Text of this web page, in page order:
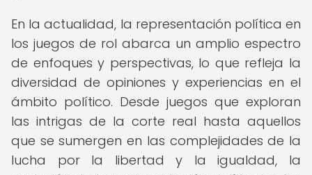
En la actualidad, la representación política en
los juegos de rol abarca un amplio espectro
de enfoques y perspectivas, lo que refleja la
diversidad de opiniones y experiencias en el
ámbito político. Desde juegos que exploran
las intrigas de la corte real hasta aquellos
que se sumergen en las complejidades de la
lucha por la libertad y la igualdad, la